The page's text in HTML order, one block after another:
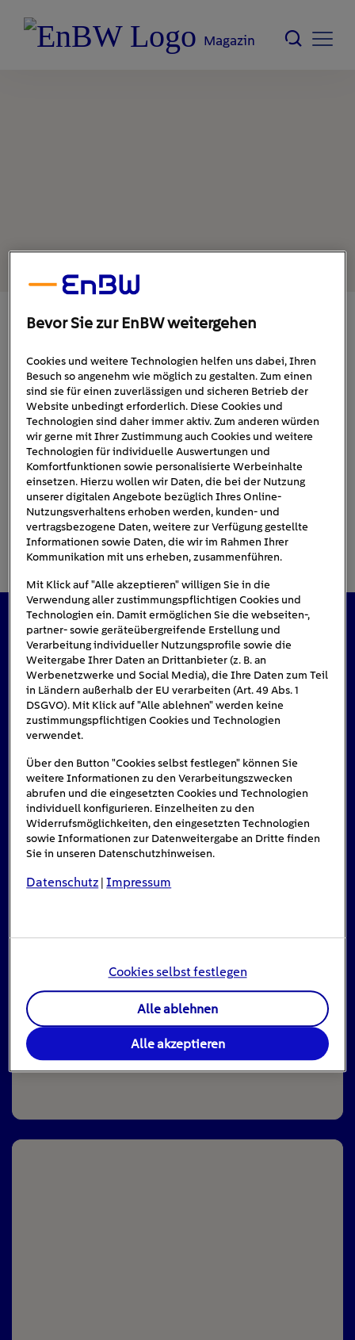
Magazin
mercedes-es
Das könnte Sie auch interessieren
#Solarenergie
Jahrzehntelang war die Einspeisevergütung ein
zentrales Instrument der deutschen Energiepolitik:
Bevor Sie zur EnBW weitergehen
Cookies und weitere Technologien helfen uns dabei, Ihren
Besuch so angenehm wie möglich zu gestalten. Zum einen
sind sie für einen zuverlässigen und sicheren Betrieb der
Website unbedingt erforderlich. Diese Cookies und
Technologien sind daher immer aktiv. Zum anderen würden
wir gerne mit Ihrer Zustimmung auch Cookies und weitere
Technologien für individuelle Auswertungen und
Komfortfunktionen sowie personalisierte Werbeinhalte
einsetzen. Hierzu wollen wir Daten, die bei der Nutzung
unserer digitalen Angebote bezüglich Ihres Online-
Nutzungsverhaltens erhoben werden, kunden- und
vertragsbezogene Daten, weitere zur Verfügung gestellte
Informationen sowie Daten, die wir im Rahmen Ihrer
Kommunikation mit uns erheben, zusammenführen.
Mit Klick auf "Alle akzeptieren" willigen Sie in die
Verwendung aller zustimmungspflichtigen Cookies und
Technologien ein. Damit ermöglichen Sie die webseiten-,
partner- sowie geräteübergreifende Erstellung und
Verarbeitung individueller Nutzungsprofile sowie die
Weitergabe Ihrer Daten an Drittanbieter (z. B. an
Werbenetzwerke und Social Media), die Ihre Daten zum Teil
in Ländern außerhalb der EU verarbeiten (Art. 49 Abs. 1
DSGVO). Mit Klick auf "Alle ablehnen" werden keine
zustimmungspflichtigen Cookies und Technologien
verwendet.
Über den Button "Cookies selbst festlegen" können Sie
weitere Informationen zu den Verarbeitungszwecken
abrufen und die eingesetzten Cookies und Technologien
individuell konfigurieren. Einzelheiten zu den
Widerrufsmöglichkeiten, den eingesetzten Technologien
sowie Informationen zur Datenweitergabe an Dritte finden
Sie in unseren Datenschutzhinweisen.
Datenschutz |Impressum
Cookies selbst festlegen
Alle ablehnen
Alle akzeptieren